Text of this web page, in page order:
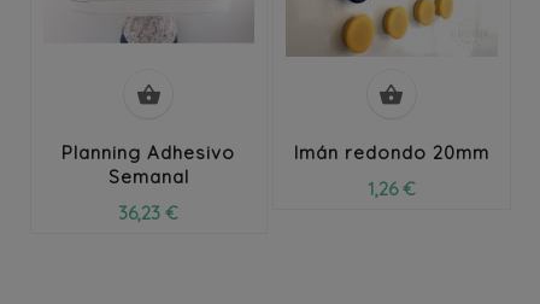

Planning Adhesivo
Semanal
36,23 €

Imán redondo 20mm
1,26 €